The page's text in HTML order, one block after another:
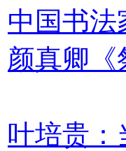
中国书法
颜真卿《
叶培贵：